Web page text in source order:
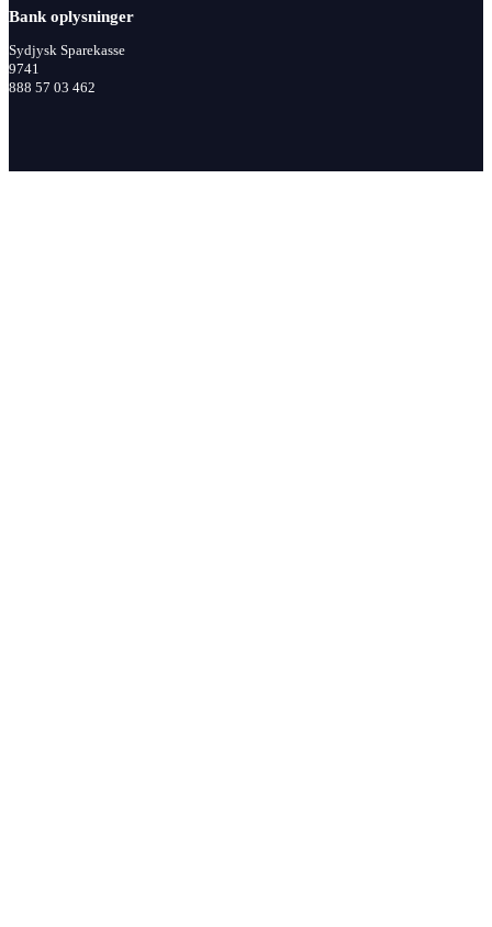
Bank oplysninger
Sydjysk Sparekasse
9741
888 57 03 462